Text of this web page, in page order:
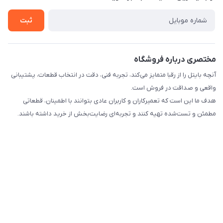
ثبت
مختصری درباره فروشگاه
آنچه بایتل را از رقبا متمایز می‌کند، تجربه فنی، دقت در انتخاب قطعات، پشتیبانی
واقعی و صداقت در فروش است.
هدف ما این است که تعمیرکاران و کاربران عادی بتوانند با اطمینان، قطعاتی
مطمئن و تست‌شده تهیه کنند و تجربه‌ای رضایت‌بخش از خرید داشته باشند.